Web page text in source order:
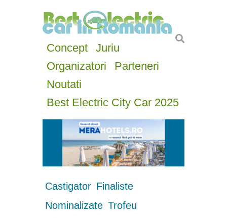
Concept
Juriu
Organizatori
Parteneri
Noutati
Best Electric City Car 2025
Castigator Finaliste
Nominalizate Trofeu